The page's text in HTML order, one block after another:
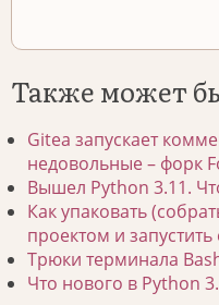
Также может
Gitea запускает
недовольные – форк
Вышел Python 3.11.
Как упаковать
проектом и запустить
Трюки терминала
Что нового в Python